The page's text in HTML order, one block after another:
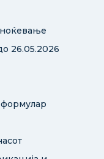
ноќевање
26.05.2026